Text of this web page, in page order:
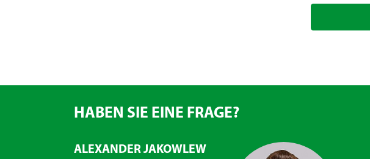
HABEN SIE EINE FRAGE?
ALEXANDER JAKOWLEW